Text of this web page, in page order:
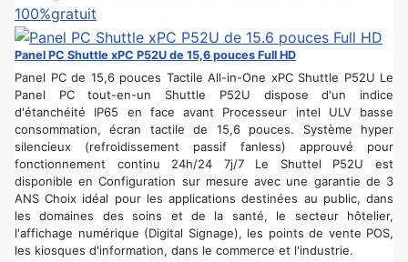
100%gratuit
Panel PC Shuttle xPC P52U de 15,6 pouces Full HD
Panel PC de 15,6 pouces Tactile All-in-One xPC Shuttle P52U Le
Panel PC tout-en-un Shuttle P52U dispose d'un indice
d'étanchéité IP65 en face avant Processeur intel ULV basse
consommation, écran tactile de 15,6 pouces. Système hyper
silencieux (refroidissement passif fanless) approuvé pour
fonctionnement continu 24h/24 7j/7 Le Shuttel P52U est
disponible en Configuration sur mesure avec une garantie de 3
ANS Choix idéal pour les applications destinées au public, dans
les domaines des soins et de la santé, le secteur hôtelier,
l'affichage numérique (Digital Signage), les points de vente POS,
les kiosques d'information, dans le commerce et l'industrie.